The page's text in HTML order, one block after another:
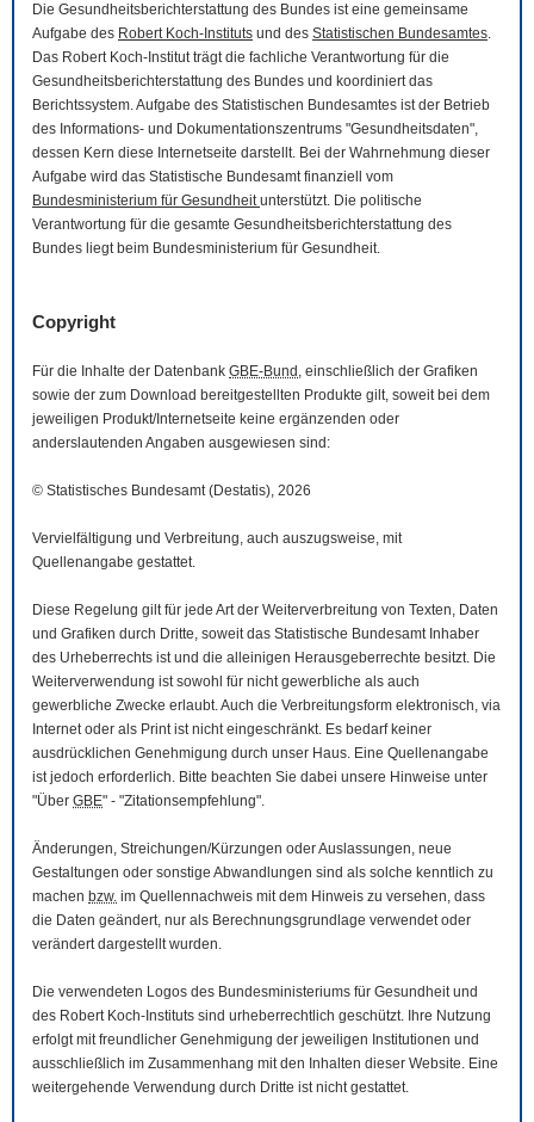
Die Gesundheitsberichterstattung des Bundes ist eine gemeinsame
Aufgabe des Robert Koch-Instituts und des Statistischen Bundesamtes.
Das Robert Koch-Institut trägt die fachliche Verantwortung für die
Gesundheitsberichterstattung des Bundes und koordiniert das
Berichtssystem. Aufgabe des Statistischen Bundesamtes ist der Betrieb
des Informations- und Dokumentationszentrums "Gesundheitsdaten",
dessen Kern diese Internetseite darstellt. Bei der Wahrnehmung dieser
Aufgabe wird das Statistische Bundesamt finanziell vom
Bundesministerium für Gesundheitunterstützt. Die politische
Verantwortung für die gesamte Gesundheitsberichterstattung des
Bundes liegt beim Bundesministerium für Gesundheit.
Copyright
Für die Inhalte der Datenbank GBE-Bund , einschließlich der Grafiken
sowie der zum Download bereitgestellten Produkte gilt, soweit bei dem
jeweiligen Produkt/Internetseite keine ergänzenden oder
anderslautenden Angaben ausgewiesen sind:
© Statistisches Bundesamt (Destatis), 2026
Vervielfältigung und Verbreitung, auch auszugsweise, mit
Quellenangabe gestattet.
Diese Regelung gilt für jede Art der Weiterverbreitung von Texten, Daten
und Grafiken durch Dritte, soweit das Statistische Bundesamt Inhaber
des Urheberrechts ist und die alleinigen Herausgeberrechte besitzt. Die
Weiterverwendung ist sowohl für nicht gewerbliche als auch
gewerbliche Zwecke erlaubt. Auch die Verbreitungsform elektronisch, via
Internet oder als Print ist nicht eingeschränkt. Es bedarf keiner
ausdrücklichen Genehmigung durch unser Haus. Eine Quellenangabe
ist jedoch erforderlich. Bitte beachten Sie dabei unsere Hinweise unter
"Über GBE" - "Zitationsempfehlung".
Änderungen, Streichungen/Kürzungen oder Auslassungen, neue
Gestaltungen oder sonstige Abwandlungen sind als solche kenntlich zu
machen bzw. im Quellennachweis mit dem Hinweis zu versehen, dass
die Daten geändert, nur als Berechnungsgrundlage verwendet oder
verändert dargestellt wurden.
Die verwendeten Logos des Bundesministeriums für Gesundheit und
des Robert Koch-Instituts sind urheberrechtlich geschützt. Ihre Nutzung
erfolgt mit freundlicher Genehmigung der jeweiligen Institutionen und
ausschließlich im Zusammenhang mit den Inhalten dieser Website. Eine
weitergehende Verwendung durch Dritte ist nicht gestattet.